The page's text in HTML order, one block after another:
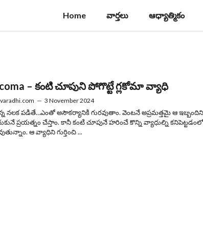
Home వార్తలు ఆధ్యాత్మికం
– కంటి చూపుని పోగొట్టే గ్లకోమా వ్యాధి
— 3 November 2024
నలక పడితే…ఎంతో అసౌకర్యానికి గురవుతాం. వెంటనే అప్రమత్తమై ఆ ఇబ్బందిని
ప్రయత్నం చేస్తాం. కానీ కంటి చూపునే హరించే కొన్ని వ్యాధుల్ని కనిపెట్టడంలో
ఆ వ్యాధిని గుర్తించి ...